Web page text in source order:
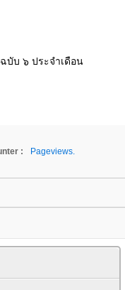
บับ ๖ ประจำเดือน
:
Pageviews.